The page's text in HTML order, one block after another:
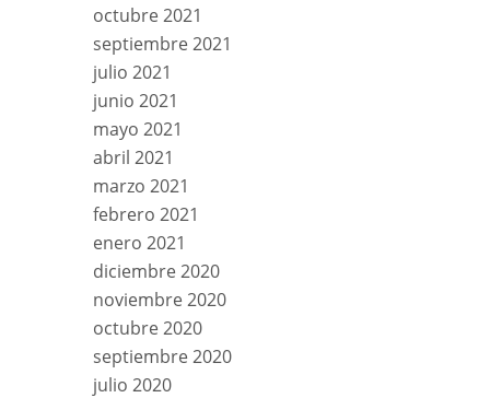
octubre 2021
septiembre 2021
julio 2021
junio 2021
mayo 2021
abril 2021
marzo 2021
febrero 2021
enero 2021
diciembre 2020
noviembre 2020
octubre 2020
septiembre 2020
julio 2020